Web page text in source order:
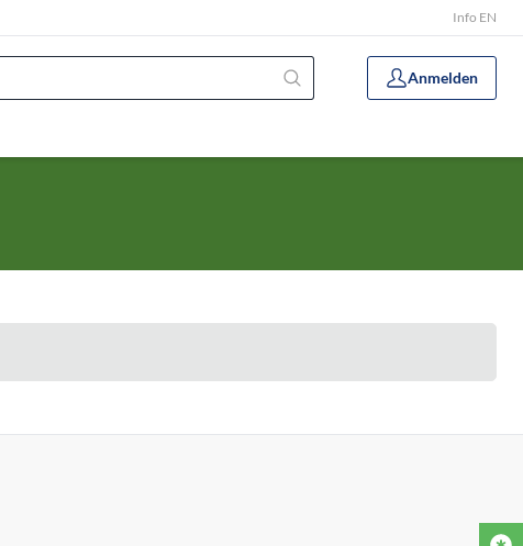
Info EN
Anmelden